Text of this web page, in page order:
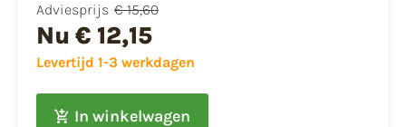
Adviesprijs € 15,60
Nu € 12,15
Levertijd 1-3 werkdagen
In winkelwagen